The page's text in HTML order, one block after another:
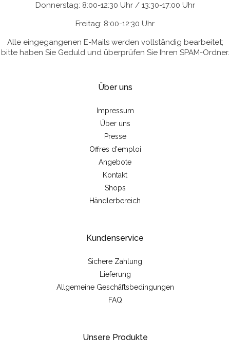
Donnerstag: 8:00-12:30 Uhr / 13:30-17:00 Uhr
Freitag: 8:00-12:30 Uhr
Alle eingegangenen E-Mails werden vollständig bearbeitet;
bitte haben Sie Geduld und überprüfen Sie Ihren SPAM-Ordner.
Über uns
Impressum
Über uns
Presse
Offres d'emploi
Angebote
Kontakt
Shops
Händlerbereich
Kundenservice
Sichere Zahlung
Lieferung
Allgemeine Geschäftsbedingungen
FAQ
Unsere Produkte